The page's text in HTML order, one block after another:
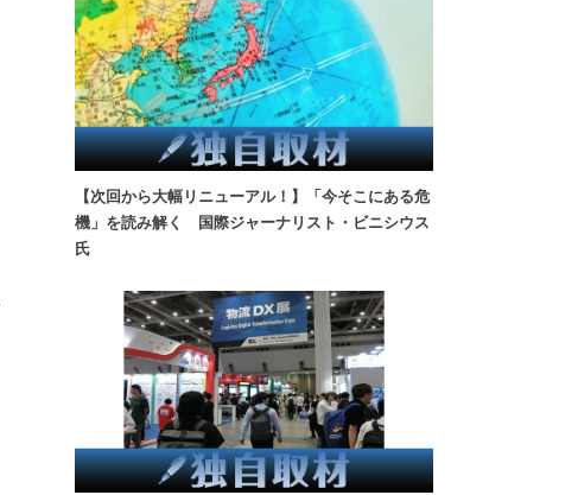
【次回から大幅リニューアル！】「今そこにある危
機」を読み解く 国際ジャーナリスト・ビニシウス
氏